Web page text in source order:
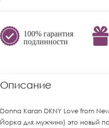
100% гарантия
подлинности
Описание
Donna Karan DKNY Love from
Йорка для мужчин») это новый